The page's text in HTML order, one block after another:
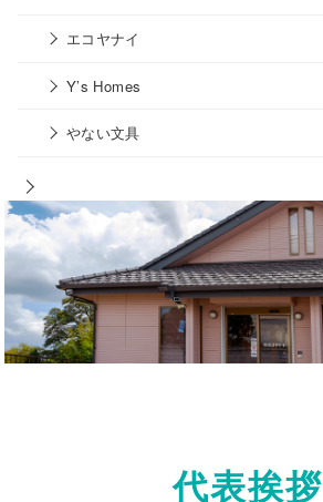
エコヤナイ
Y’s Homes
やない文具
代表挨拶